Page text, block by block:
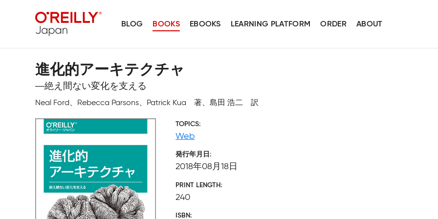
BLOG BOOKS EBOOKS LEARNING PLATFORM ORDER ABOUT
進化的アーキテクチャ
―絶え間ない変化を支える
Neal Ford、Rebecca Parsons、Patrick Kua 著、島田 浩二 訳
TOPICS
Web
発行年月日
2018年08月18日
PRINT LENGTH
240
ISBN